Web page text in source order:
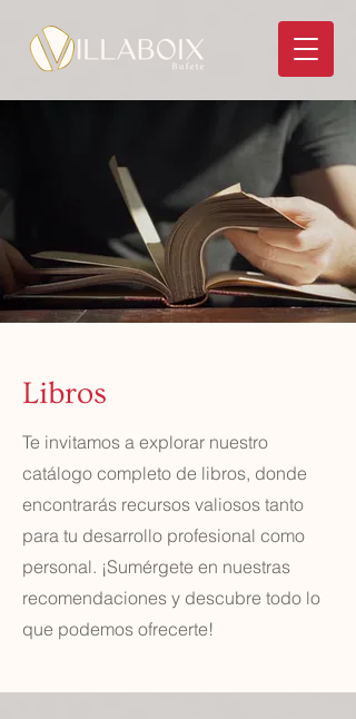
Libros
Te invitamos a explorar nuestro
catálogo completo de libros, donde
encontrarás recursos valiosos tanto
para tu desarrollo profesional como
personal. ¡Sumérgete en nuestras
recomendaciones y descubre todo lo
que podemos ofrecerte!